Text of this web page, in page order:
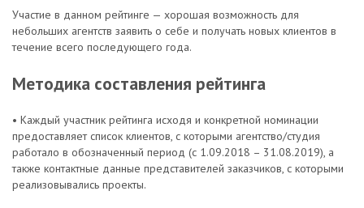
Участие в данном рейтинге — хорошая возможность для
небольших агентств заявить о себе и получать новых клиентов в
течение всего последующего года.
Методика составления рейтинга
• Каждый участник рейтинга исходя и конкретной номинации
предоставляет список клиентов, с которыми агентство/студия
работало в обозначенный период (с 1.09.2018 – 31.08.2019), а
также контактные данные представителей заказчиков, с которыми
реализовывались проекты.